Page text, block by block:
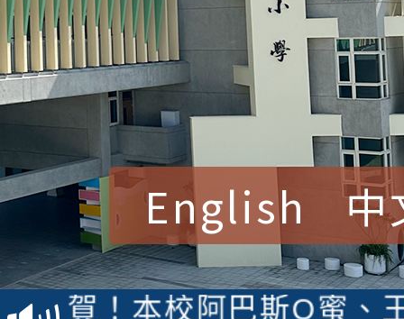
English 中
賀！本校參加桃園市中
賽 洪綺君教師榮獲社
賀！本校阿巴斯O蜜、